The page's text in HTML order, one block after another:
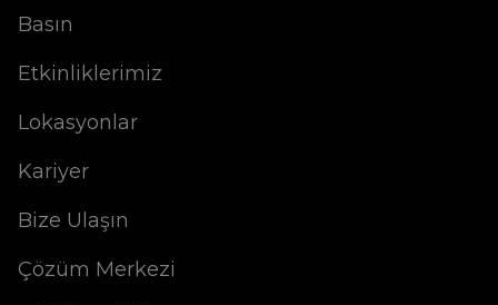
Basın
Etkinliklerimiz
Lokasyonlar
Kariyer
Bize Ulaşın
Çözüm Merkezi